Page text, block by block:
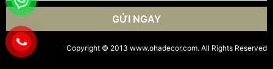
GỬI NGAY
Copyright © 2013 www.ohadecor.com. All Rights Reserved